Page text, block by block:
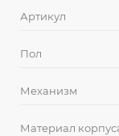
Артикул
Пол
Механизм
Материал